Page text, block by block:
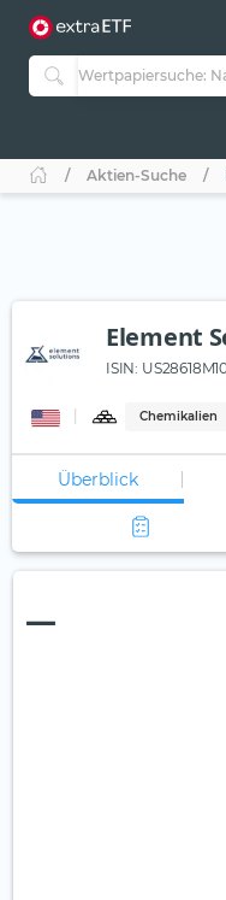
Aktien-Suche
Element
ISIN:
Chemikalien
Überblick
—